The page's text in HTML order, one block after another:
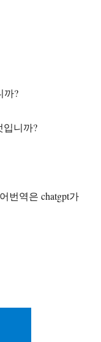
까?
입니까?
번역은 chatgpt가